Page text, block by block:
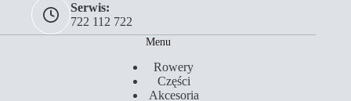
Serwis:
722 112 722
Menu
Rowery
Części
Akcesoria